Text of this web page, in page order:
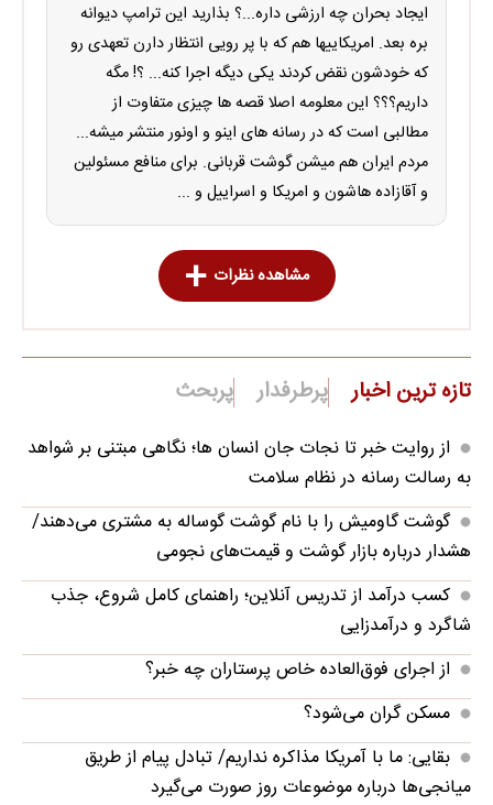
ایجاد بحران چه ارزشی داره...؟ بذارید این ترامپ دیوانه
بره بعد. امریکاییها هم که با پر رویی انتظار دارن تعهدی رو
که خودشون نقض کردند یکی دیگه اجرا کنه... ؟! مگه
داریم؟؟؟ این معلومه اصلا قصه ها چیزی متفاوت از
مطالبی است که در رسانه های اینو و اونور منتشر میشه...
مردم ایران هم میشن گوشت قربانی. برای منافع مسئولین
و آقازاده هاشون و امریکا و اسراییل و ...
مشاهده نظرات
تازه ترین اخبار پرطرفدار پربحث
از روایت خبر تا نجات جان انسان‌ ها؛ نگاهی مبتنی بر شواهد
به رسالت رسانه در نظام سلامت
گوشت گاومیش را با نام گوشت گوساله به مشتری می‌دهند/
هشدار درباره بازار گوشت و قیمت‌های نجومی
کسب درآمد از تدریس آنلاین؛ راهنمای کامل شروع، جذب
شاگرد و درآمدزایی
از اجرای فوق‌العاده خاص پرستاران چه خبر؟
مسکن گران می‌شود؟
بقایی: ما با آمریکا مذاکره نداریم/ تبادل پیام از طریق
میانجی‌ها درباره موضوعات روز صورت می‌گیرد